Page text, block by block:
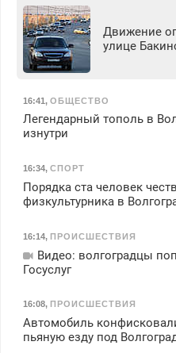
Движение
улице
16:41, ОБЩЕСТВО
Легендарный тополь в
изнутри
16:34, СПОРТ
Порядка ста человек
физкультурника в
16:14, ПРОИСШЕСТВИЯ
Видео: волгоградцы
Госуслуг
16:08, ПРОИСШЕСТВИЯ
Автомобиль
пьяную езду под